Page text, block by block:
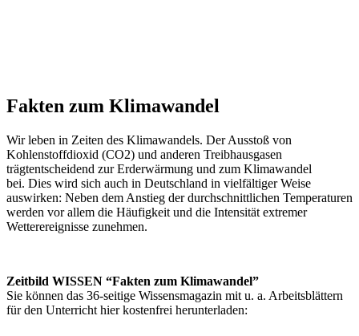
Fakten zum Klimawandel
Wir leben in Zeiten des Klimawandels. Der Ausstoß von
Kohlenstoffdioxid (CO2) und anderen Treibhausgasen
trägtentscheidend zur Erderwärmung und zum Klimawandel
bei. Dies wird sich auch in Deutschland in vielfältiger Weise
auswirken: Neben dem Anstieg der durchschnittlichen Temperaturen
werden vor allem die Häufigkeit und die Intensität extremer
Wetterereignisse zunehmen.
Zeitbild WISSEN “Fakten zum Klimawandel”
Sie können das 36-seitige Wissensmagazin mit u. a. Arbeitsblättern
für den Unterricht hier kostenfrei herunterladen: